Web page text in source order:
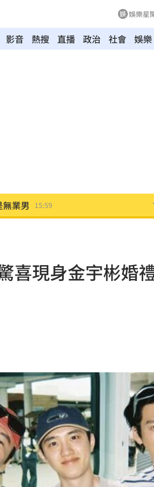
娛樂星
影音 熱搜 直播 政治 社會 娛樂
說明 15:58
焦
彩」 15:52
結果
重要
力大
續約 15:43
出爐 15:42
」 15:41
局曝 15:38
把關 15:32
喜現身金宇彬